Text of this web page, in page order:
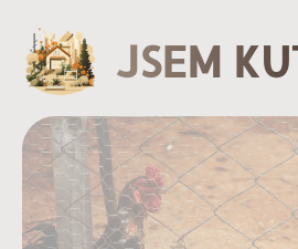
JSEM